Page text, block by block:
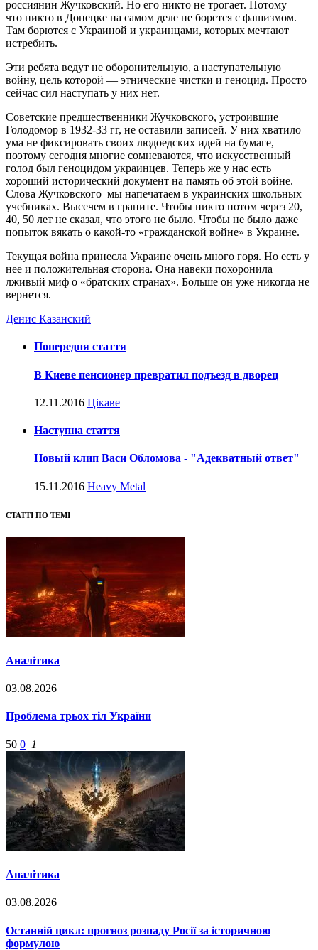
россиянин Жучковский. Но его никто не трогает. Потому
что никто в Донецке на самом деле не борется с фашизмом.
Там борются с Украиной и украинцами, которых мечтают
истребить.
Эти ребята ведут не оборонительную, а наступательную
войну, цель которой — этнические чистки и геноцид. Просто
сейчас сил наступать у них нет.
Советские предшественники Жучковского, устроившие
Голодомор в 1932-33 гг, не оставили записей. У них хватило
ума не фиксировать своих людоедских идей на бумаге,
поэтому сегодня многие сомневаются, что искусственный
голод был геноцидом украинцев. Теперь же у нас есть
хороший исторический документ на память об этой войне.
Слова Жучковского мы напечатаем в украинских школьных
учебниках. Высечем в граните. Чтобы никто потом через 20,
40, 50 лет не сказал, что этого не было. Чтобы не было даже
попыток вякать о какой-то «гражданской войне» в Украине.
Текущая война принесла Украине очень много горя. Но есть у
нее и положительная сторона. Она навеки похоронила
лживый миф о «братских странах». Больше он уже никогда не
вернется.
Денис Казанский
Попередня стаття
В Киеве пенсионер превратил подъезд в дворец
12.11.2016 Цікаве
Наступна стаття
Новый клип Васи Обломова - "Адекватный ответ"
15.11.2016 Heavy Metal
СТАТТІ ПО ТЕМІ
Аналітика
03.08.2026
Проблема трьох тіл України
50 0 1
Аналітика
03.08.2026
Останній цикл: прогноз розпаду Росії за історичною
формулою